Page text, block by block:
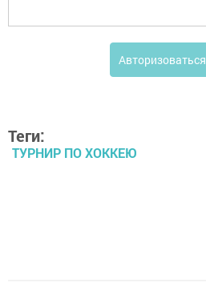
Авторизоваться
Теги:
ТУРНИР ПО ХОККЕЮ